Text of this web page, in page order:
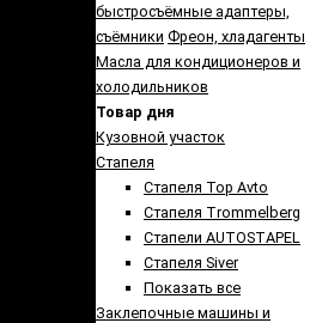
быстросъёмные адаптеры,
съёмники Фреон, хладагенты
Масла для кондиционеров и
холодильников
Товар дня
Кузовной участок
Стапеля
Стапеля Top Avto
Стапеля Trommelberg
Стапели AUTOSTAPEL
Стапеля Siver
Показать все
Заклепочные машины и